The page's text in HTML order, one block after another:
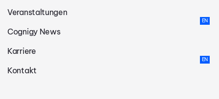
Veranstaltungen
Cognigy News
Karriere
Kontakt